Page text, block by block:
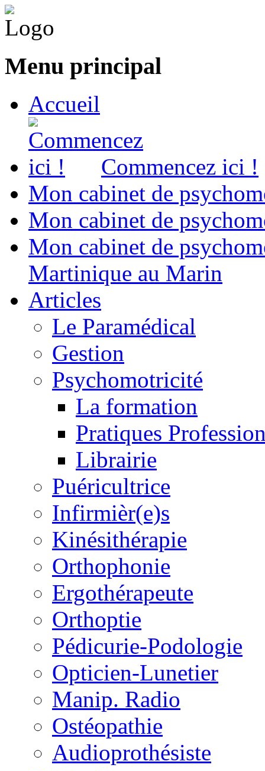
Menu principal
Accueil
Commencez ici !
Mon cabinet de
Mon cabinet de
Mon cabinet de
Martinique au Marin
Articles
Le Paramédical
Gestion
Psychomotricité
La formation
Pratiques
Librairie
Puéricultrice
Infirmièr(e)s
Kinésithérapie
Orthophonie
Ergothérapeute
Orthoptie
Pédicurie-Podologie
Opticien-Lunetier
Manip. Radio
Ostéopathie
Audioprothésiste